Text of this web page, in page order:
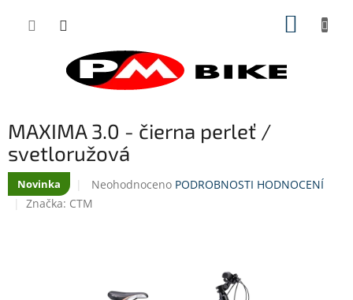
MAXIMA 3.0 - čierna perleť /
svetloružová
Novinka
Průměrné
hodnocení
hvězdiček.
Neohodnoceno PODROBNOSTI HODNOCENÍ
Značka: CTM